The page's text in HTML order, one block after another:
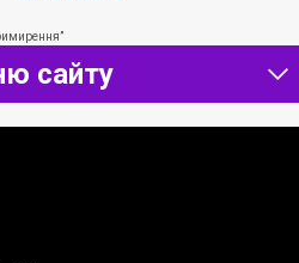
сайту